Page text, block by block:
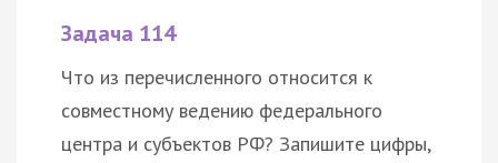
Задача 114
Что из перечисленного относится к
совместному ведению федерального
центра и субъектов РФ? Запишите цифры,